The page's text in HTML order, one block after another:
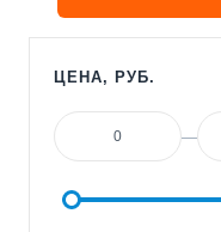
ЦЕНА, РУБ.
—